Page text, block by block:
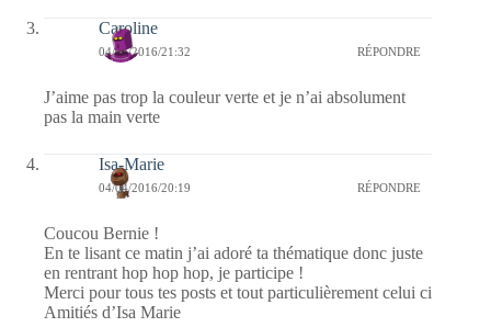
Caroline
04/04/2016/21:32 RÉPONDRE
J’aime pas trop la couleur verte et je n’ai absolument
pas la main verte
Isa-Marie
04/04/2016/20:19 RÉPONDRE
Coucou Bernie !
En te lisant ce matin j’ai adoré ta thématique donc juste
en rentrant hop hop hop, je participe !
Merci pour tous tes posts et tout particulièrement celui ci
Amitiés d’Isa Marie